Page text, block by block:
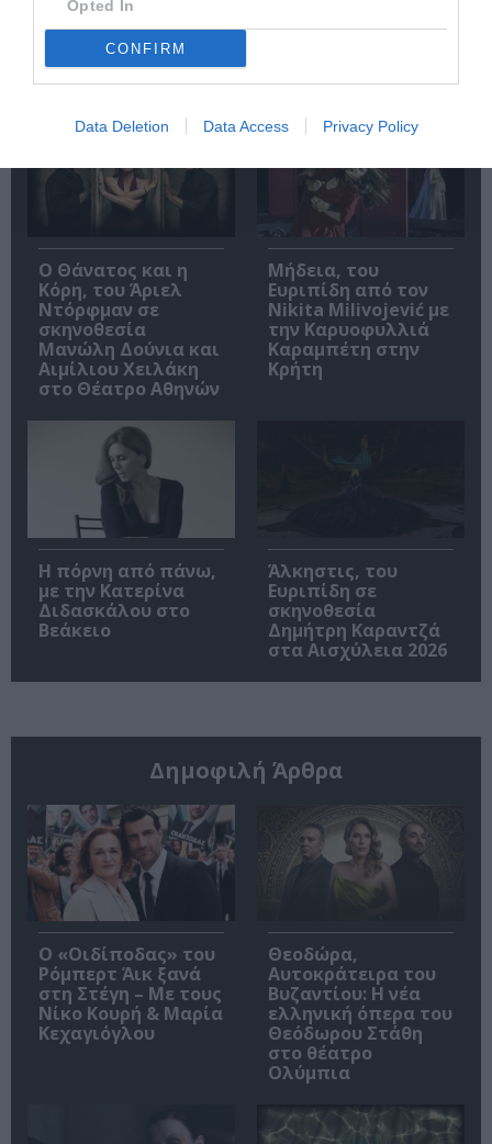
Opted In
CONFIRM
Data Deletion Data Access Privacy Policy
Σχετικά Άρθρα
Ο Θάνατος και η
Κόρη, του Άριελ
Ντόρφμαν σε
σκηνοθεσία
Μανώλη Δούνια και
Αιμίλιου Χειλάκη
στο Θέατρο Αθηνών
Μήδεια, του
Ευριπίδη από τον
Nikita Milivojević με
την Καρυοφυλλιά
Καραμπέτη στην
Κρήτη
Η πόρνη από πάνω,
με την Κατερίνα
Διδασκάλου στο
Βεάκειο
Άλκηστις, του
Ευριπίδη σε
σκηνοθεσία
Δημήτρη Καραντζά
στα Αισχύλεια 2026
Δημοφιλή Άρθρα
O «Οιδίποδας» του
Ρόμπερτ Άικ ξανά
στη Στέγη – Με τους
Νίκο Κουρή & Μαρία
Κεχαγιόγλου
Θεοδώρα,
Αυτοκράτειρα του
Βυζαντίου: Η νέα
ελληνική όπερα του
Θεόδωρου Στάθη
στο θέατρο
Ολύμπια